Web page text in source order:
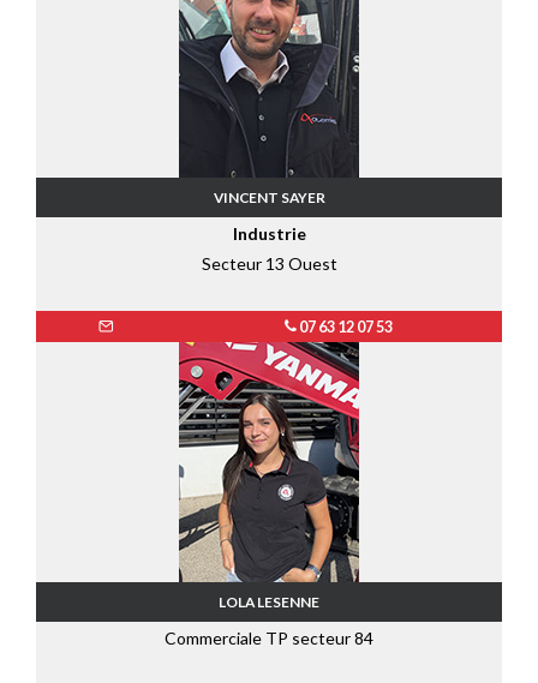
VINCENT SAYER
Industrie
Secteur 13 Ouest
07 63 12 07 53
LOLA LESENNE
Commerciale TP secteur 84